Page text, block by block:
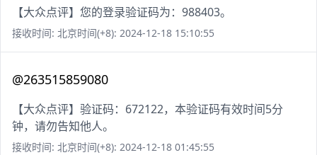
【大众点评】您的登录验证码为：988403。
接收时间: 北京时间(+8): 2024-12-18 15:10:55
@263515859080
【大众点评】验证码：672122，本验证码有效时间5分
钟，请勿告知他人。
接收时间: 北京时间(+8): 2024-12-18 01:45:55